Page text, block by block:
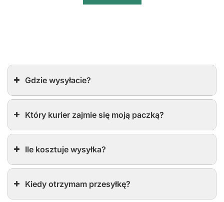
Gdzie wysyłacie?
Który kurier zajmie się moją paczką?
Ile kosztuje wysyłka?
Kiedy otrzymam przesyłkę?